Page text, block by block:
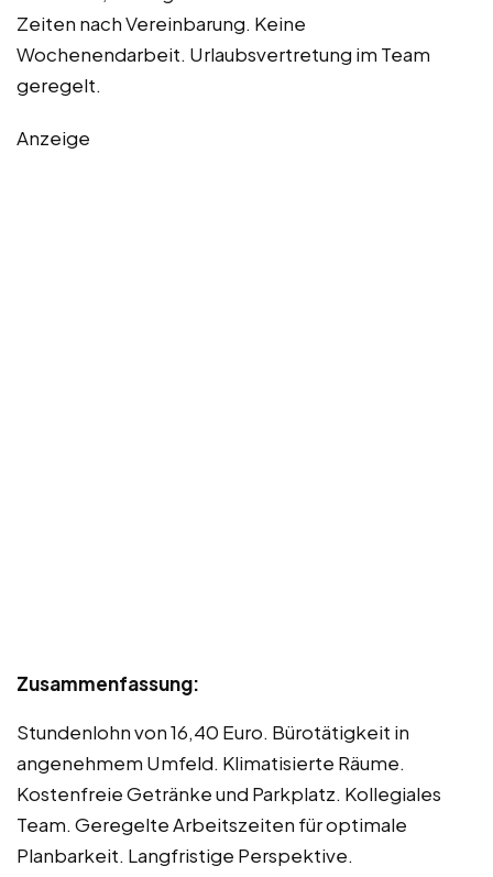
Zeiten nach Vereinbarung. Keine
Wochenendarbeit. Urlaubsvertretung im Team
geregelt.
Anzeige
Zusammenfassung:
Stundenlohn von 16,40 Euro. Bürotätigkeit in
angenehmem Umfeld. Klimatisierte Räume.
Kostenfreie Getränke und Parkplatz. Kollegiales
Team. Geregelte Arbeitszeiten für optimale
Planbarkeit. Langfristige Perspektive.